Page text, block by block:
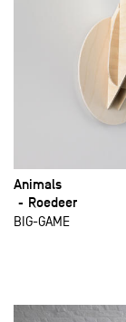
Animals
Roedeer
BIG-GAME